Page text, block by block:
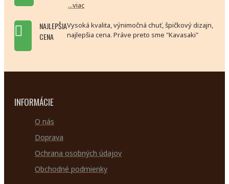
...viac
NAJLEPŠIA
CENA
Vysoká kvalita, výnimočná chuť, špičkový dizajn,
najlepšia cena. Práve preto sme "Kavasaki"
INFORMÁCIE
O nás
Doprava
Ochrana osobných údajov
Obchodné podmienky